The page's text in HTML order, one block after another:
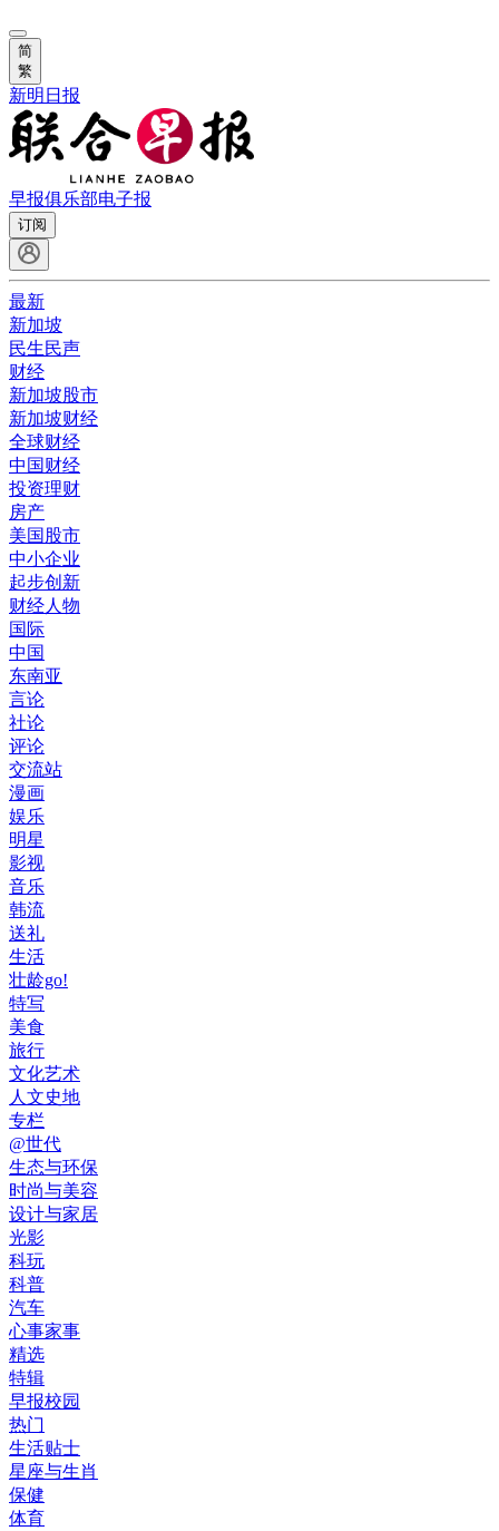
简
繁
新明日报
早报俱乐部电子报
订阅
最新
新加坡
民生民声
财经
新加坡股市
新加坡财经
全球财经
中国财经
投资理财
房产
美国股市
中小企业
起步创新
财经人物
国际
中国
东南亚
言论
社论
评论
交流站
漫画
娱乐
明星
影视
音乐
韩流
送礼
生活
壮龄go!
特写
美食
旅行
文化艺术
人文史地
专栏
@世代
生态与环保
时尚与美容
设计与家居
光影
科玩
科普
汽车
心事家事
精选
特辑
早报校园
热门
生活贴士
星座与生肖
保健
体育